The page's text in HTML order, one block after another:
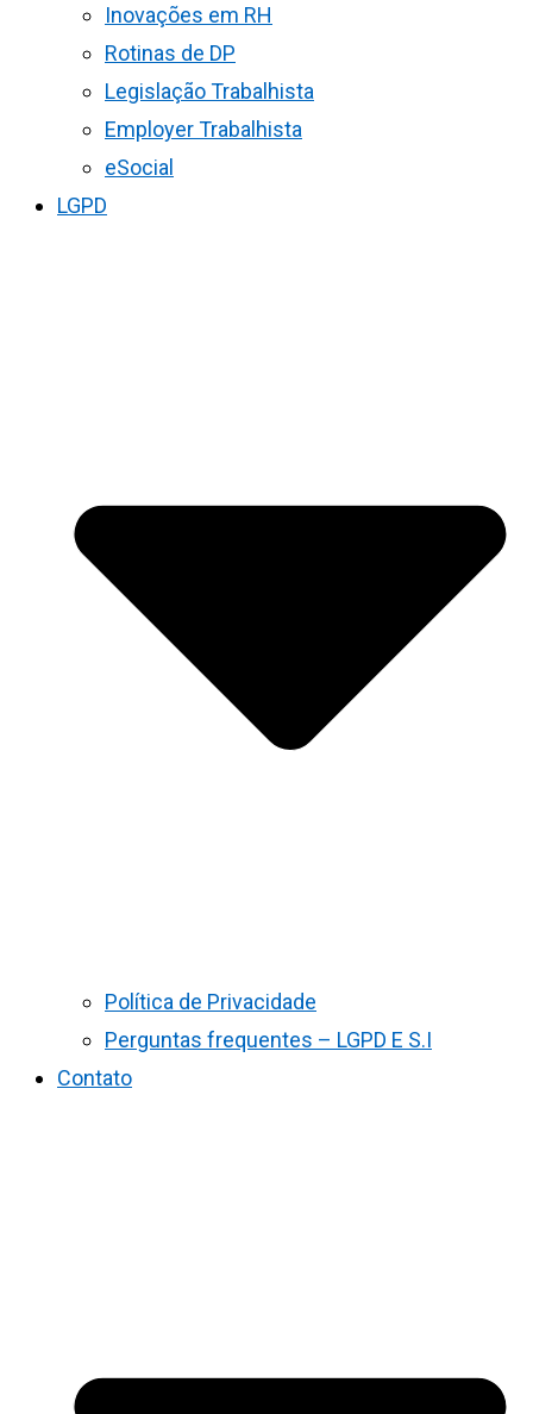
Inovações em RH
Rotinas de DP
Legislação Trabalhista
Employer Trabalhista
eSocial
LGPD
Política de Privacidade
Perguntas frequentes – LGPD E S.I
Contato